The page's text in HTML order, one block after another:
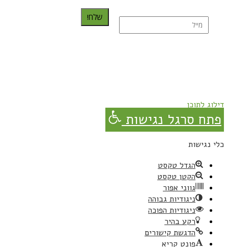
שלח!
דילוג לתוכן
פתח סרגל נגישות
כלי נגישות
הגדל טקסט
הקטן טקסט
גווני אפור
ניגודיות גבוהה
ניגודיות הפוכה
רקע בהיר
הדגשת קישורים
פונט קריא